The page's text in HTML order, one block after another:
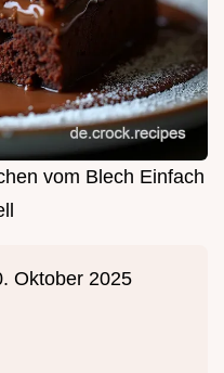
vom Blech Einfach
Oktober 2025